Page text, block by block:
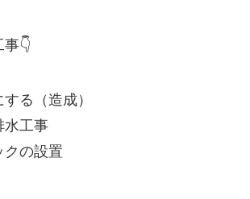
👇
る（造成）
水工事
クの設置